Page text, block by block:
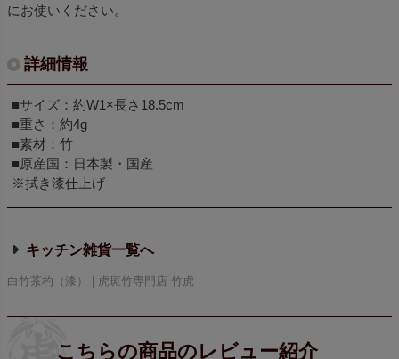
にお使いください。
詳細情報
■サイズ：約W1×長さ18.5cm
■重さ：約4g
■素材：竹
■原産国：日本製・国産
※拭き漆仕上げ
キッチン雑貨
白竹茶杓（漆） | 虎斑竹専門店 竹虎